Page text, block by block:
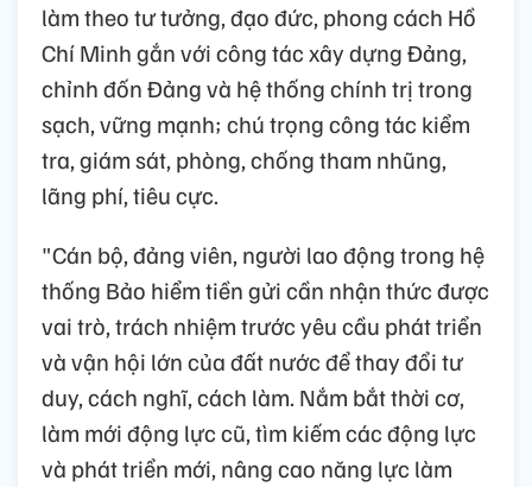
làm theo tư tưởng, đạo đức, phong cách Hồ
Chí Minh gắn với công tác xây dựng Đảng,
chỉnh đốn Đảng và hệ thống chính trị trong
sạch, vững mạnh; chú trọng công tác kiểm
tra, giám sát, phòng, chống tham nhũng,
lãng phí, tiêu cực.
"Cán bộ, đảng viên, người lao động trong hệ
thống Bảo hiểm tiền gửi cần nhận thức được
vai trò, trách nhiệm trước yêu cầu phát triển
và vận hội lớn của đất nước để thay đổi tư
duy, cách nghĩ, cách làm. Nắm bắt thời cơ,
làm mới động lực cũ, tìm kiếm các động lực
và phát triển mới, nâng cao năng lực làm